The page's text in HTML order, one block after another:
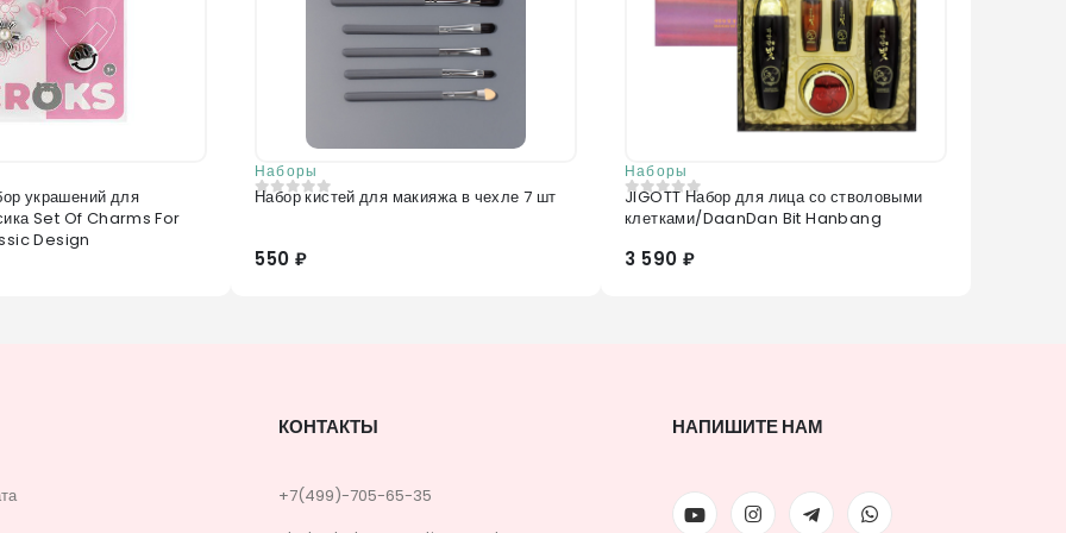
украшений для
Set Of Charms For
Design
Наборы
0из 5
Набор кистей для макияжа в чехле 7 шт
550 ₽
Наборы
0из 5
JIGOTT Набор для лица со стволовыми
клетками/DaanDan Bit Hanbang
3 590 ₽
КОНТАКТЫ
+7(499)-705-65-35
НАПИШИТЕ НАМ